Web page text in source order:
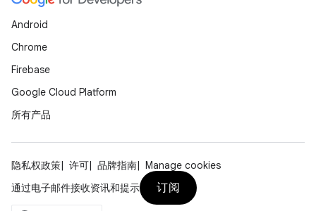
Android
Chrome
Firebase
Google Cloud Platform
所有产品
隐私权政策 许可 品牌指南
Manage cookies
通过电子邮件接收资讯和提示
订阅